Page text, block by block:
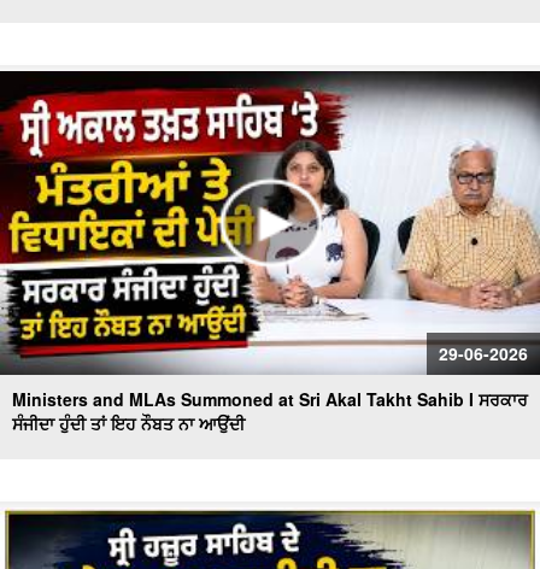
29-06-2026
Ministers and MLAs Summoned at Sri Akal Takht Sahib I ਸਰਕਾਰ
ਸੰਜੀਦਾ ਹੁੰਦੀ ਤਾਂ ਇਹ ਨੌਬਤ ਨਾ ਆਉਂਦੀ